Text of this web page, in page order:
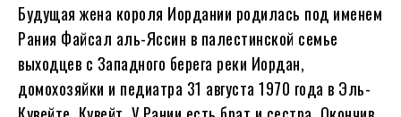
Будущая жена короля Иордании родилась под именем
Рания Файсал аль-Яссин в палестинской семье
выходцев с Западного берега реки Иордан,
домохозяйки и педиатра 31 августа 1970 года в Эль-